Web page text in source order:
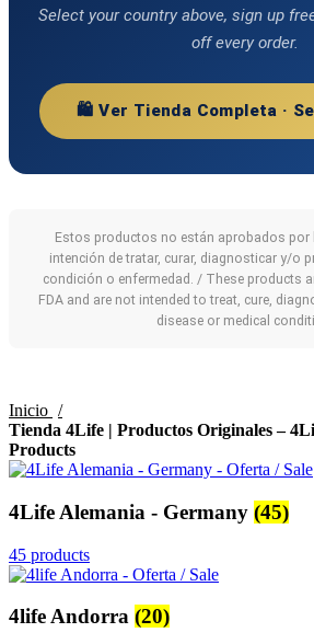
Select your country above, sign up
off every order.
🛍️ Ver Tienda Completa ·
Estos productos no están aprobados por
intención de tratar, curar, diagnosticar y/o
condición o enfermedad. / These products
FDA and are not intended to treat, cure,
disease or medical
Inicio
Tienda 4Life | Productos Originales –
Products
4Life Alemania - Germany (45)
45 products
4life Andorra (20)